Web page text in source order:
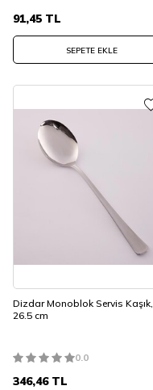
91,45 TL
SEPETE EKLE
Dizdar Monoblok Servis Kaşık,
26.5 cm
0.0
346,46TL